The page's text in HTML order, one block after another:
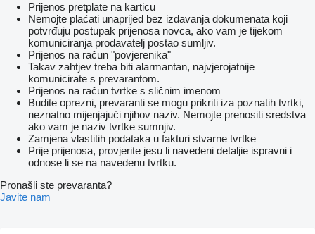
Prijenos pretplate na karticu
Nemojte plaćati unaprijed bez izdavanja dokumenata koji
potvrđuju postupak prijenosa novca, ako vam je tijekom
komuniciranja prodavatelj postao sumljiv.
Prijenos na račun "povjerenika"
Takav zahtjev treba biti alarmantan, najvjerojatnije
komunicirate s prevarantom.
Prijenos na račun tvrtke s sličnim imenom
Budite oprezni, prevaranti se mogu prikriti iza poznatih tvrtki,
neznatno mijenjajući njihov naziv. Nemojte prenositi sredstva
ako vam je naziv tvrtke sumnjiv.
Zamjena vlastitih podataka u fakturi stvarne tvrtke
Prije prijenosa, provjerite jesu li navedeni detaljie ispravni i
odnose li se na navedenu tvrtku.
Pronašli ste prevaranta?
Javite nam